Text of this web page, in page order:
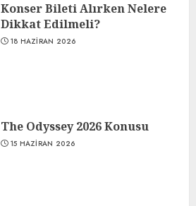
Konser Bileti Alırken Nelere
Dikkat Edilmeli?
18 HAZIRAN 2026
The Odyssey 2026 Konusu
15 HAZIRAN 2026